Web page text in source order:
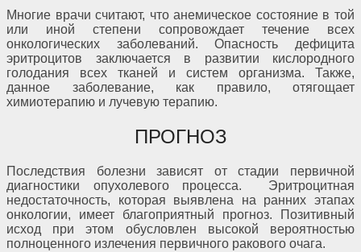
Многие врачи считают, что анемическое состояние в той
или иной степени сопровождает течение всех
онкологических заболеваний. Опасность дефицита
эритроцитов заключается в развитии кислородного
голодания всех тканей и систем организма. Также,
данное заболевание, как правило, отягощает
химиотерапию и лучевую терапию.
ПРОГНОЗ
Последствия болезни зависят от стадии первичной
диагностики опухолевого процесса. Эритроцитная
недостаточность, которая выявлена на ранних этапах
онкологии, имеет благоприятный прогноз. Позитивный
исход при этом обусловлен высокой вероятностью
полноценного излечения первичного ракового очага.